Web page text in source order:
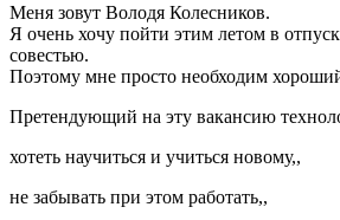
Меня зовут Володя Колесников.
Я очень хочу пойти этим летом в
совестью.
Поэтому мне просто необходим
Претендующий на эту вакансию
хотеть научиться и учиться новому,,
не забывать при этом работать,,